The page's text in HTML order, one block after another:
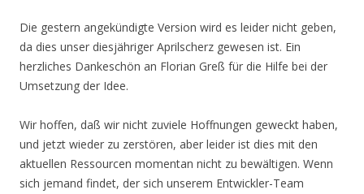
Die gestern angekündigte Version wird es leider nicht geben,
da dies unser diesjähriger Aprilscherz gewesen ist. Ein
herzliches Dankeschön an Florian Greß für die Hilfe bei der
Umsetzung der Idee.
Wir hoffen, daß wir nicht zuviele Hoffnungen geweckt haben,
und jetzt wieder zu zerstören, aber leider ist dies mit den
aktuellen Ressourcen momentan nicht zu bewältigen. Wenn
sich jemand findet, der sich unserem Entwickler-Team